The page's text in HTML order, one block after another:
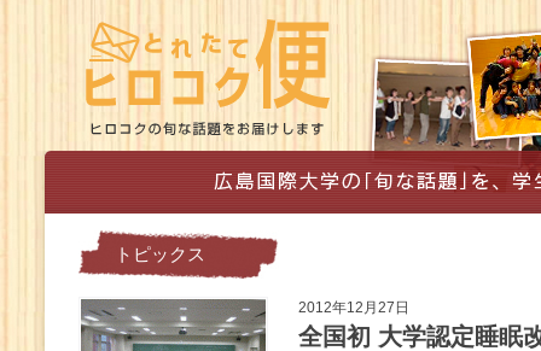
トピックス
2012年12月27日
全国初 大学認定睡眠